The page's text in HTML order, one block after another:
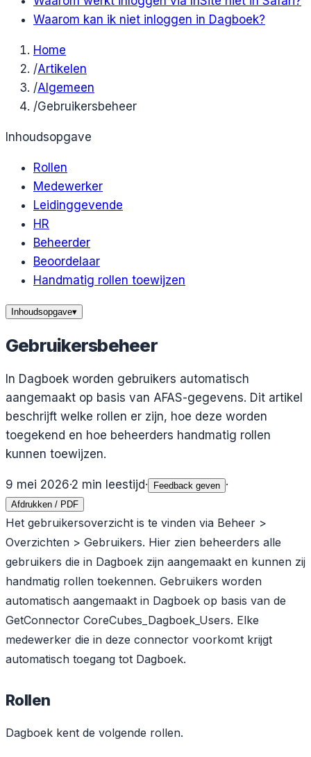
Waarom kan ik niet inloggen in Dagboek?
Home
/Artikelen
/Algemeen
/Gebruikersbeheer
Inhoudsopgave
Rollen
Medewerker
Leidinggevende
HR
Beheerder
Beoordelaar
Handmatig rollen toewijzen
Inhoudsopgave▾
Gebruikersbeheer
In Dagboek worden gebruikers automatisch
aangemaakt op basis van AFAS-gegevens. Dit artikel
beschrijft welke rollen er zijn, hoe deze worden
toegekend en hoe beheerders handmatig rollen
kunnen toewijzen.
9 mei 2026·2 min leestijd· Feedback geven ·
Afdrukken / PDF
Het gebruikersoverzicht is te vinden via Beheer >
Overzichten > Gebruikers. Hier zien beheerders alle
gebruikers die in Dagboek zijn aangemaakt en kunnen zij
handmatig rollen toekennen. Gebruikers worden
automatisch aangemaakt in Dagboek op basis van de
GetConnector CoreCubes_Dagboek_Users. Elke
medewerker die in deze connector voorkomt krijgt
automatisch toegang tot Dagboek.
Rollen
Dagboek kent de volgende rollen.